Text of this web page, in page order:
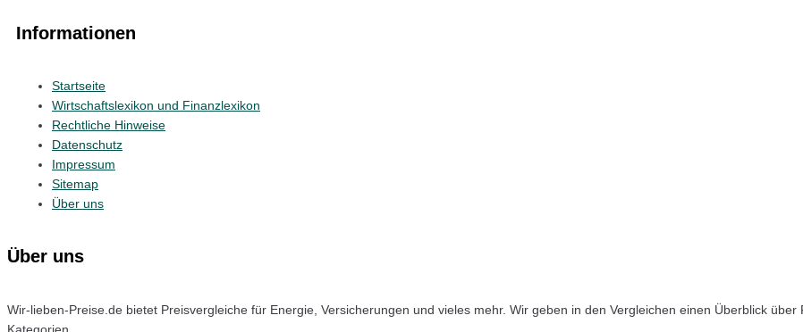
Informationen
Startseite
Wirtschaftslexikon und Finanzlexikon
Rechtliche Hinweise
Datenschutz
Impressum
Sitemap
Über uns
Über uns
Wir-lieben-Preise.de bietet Preisvergleiche für Energie, Versicherungen und vieles mehr. Wir geben in den Vergleichen einen Überblick
Kategorien.